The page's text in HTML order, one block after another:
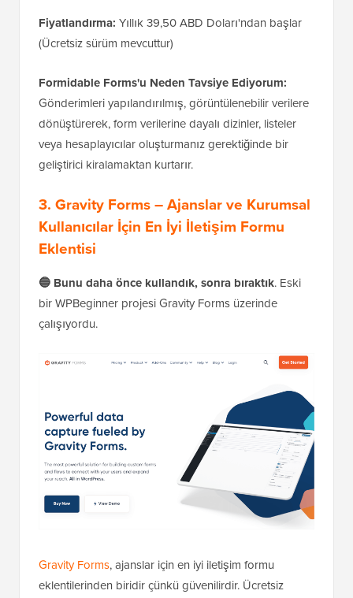
Fiyatlandırma: Yıllık 39,50 ABD Doları'ndan başlar
(Ücretsiz sürüm mevcuttur)
Formidable Forms'u Neden Tavsiye Ediyorum:
Gönderimleri yapılandırılmış, görüntülenebilir verilere
dönüştürerek, form verilerine dayalı dizinler, listeler
veya hesaplayıcılar oluşturmanız gerektiğinde bir
geliştirici kiralamaktan kurtarır.
3. Gravity Forms – Ajanslar ve Kurumsal
Kullanıcılar İçin En İyi İletişim Formu
Eklentisi
🔵 Bunu daha önce kullandık, sonra bıraktık. Eski
bir WPBeginner projesi Gravity Forms üzerinde
çalışıyordu.
Gravity Forms, ajanslar için en iyi iletişim formu
eklentilerinden biridir çünkü güvenilirdir. Ücretsiz